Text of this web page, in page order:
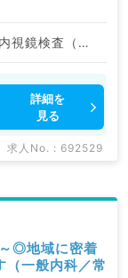
一般外来, 病棟管理, 上部内視鏡検査（ＧＦ）, 下部内視鏡検査（ＣＦ）
詳細を
見る
求人No. : 692529
◎地域に密着
（一般内科／常